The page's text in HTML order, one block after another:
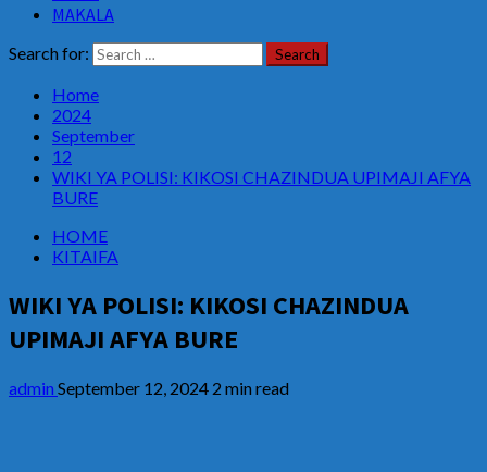
MAKALA
Search for:
Home
2024
September
12
WIKI YA POLISI: KIKOSI CHAZINDUA UPIMAJI AFYA
BURE
HOME
KITAIFA
WIKI YA POLISI: KIKOSI CHAZINDUA
UPIMAJI AFYA BURE
admin September 12, 2024 2 min read